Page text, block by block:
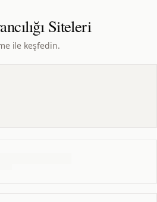
Siteleri
ile keşfedin.